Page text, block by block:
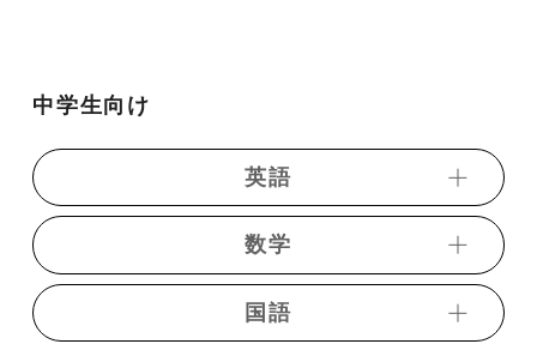
・理系生物基礎＋生物 演習【遺伝子】
・理系生物基礎＋生物 演習【生殖と発生】
・理系生物基礎＋生物 演習【体内環境】
・理系生物基礎＋生物 演習【動物の反応と行
動】
・理系生物基礎＋生物 演習【植物の環境応答】
・政治経済講義
・共通テスト対策政治・経済演習【単元別】
・共通テスト政治・経済過去問演習
・倫理講義
・共通テスト対策倫理演習【単元別】
・共通テスト倫理過去問演習
中学生向け
英語
・動画発音記号
・都道府県別高校入試英語
数学
・トレーニング数学【中学】
国語